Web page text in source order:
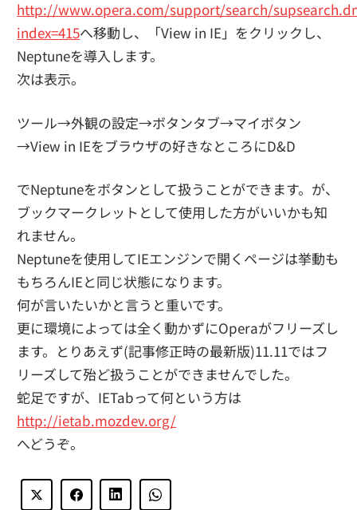
http://www.opera.com/support/search/
index=415へ移動し、「View in IE」をクリックし、
Neptuneを導入します。
次は表示。
ツール→外観の設定→ボタンタブ→マイボタン
→View in IEをブラウザの好きなところにD&D
でNeptuneをボタンとして扱うことができます。が、
ブックマークレットとして使用した方がいいかも知
れません。
Neptuneを使用してIEエンジンで開くページは挙動も
もちろんIEと同じ状態になります。
何が言いたいかと言うと重いです。
更に環境によっては全く動かずにOperaがフリーズし
ます。とりあえず(記事修正時の最新版)11.11ではフ
リーズして殆ど扱うことができませんでした。
蛇足ですが、IETabって何という方は
http://ietab.mozdev.org/
へどうぞ。